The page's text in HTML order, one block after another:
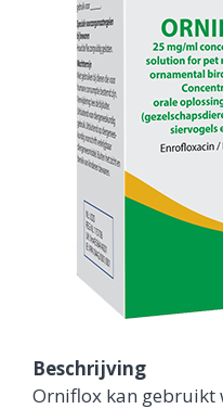
Beschrijving
Orniflox kan gebruikt